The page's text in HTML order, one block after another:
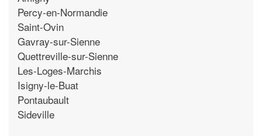
Percy-en-Normandie
Saint-Ovin
Gavray-sur-Sienne
Quettreville-sur-Sienne
Les-Loges-Marchis
Isigny-le-Buat
Pontaubault
Sideville